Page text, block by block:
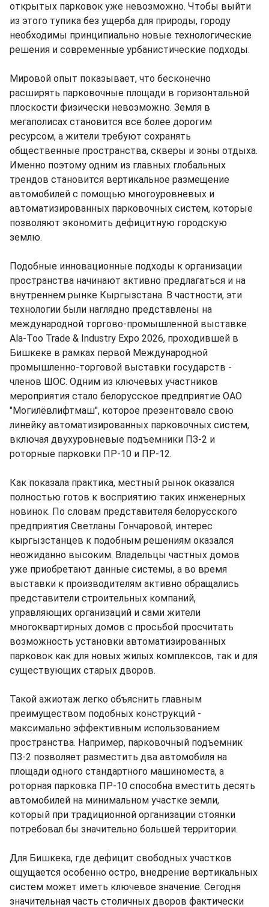
открытых парковок уже невозможно. Чтобы выйти
из этого тупика без ущерба для природы, городу
необходимы принципиально новые технологические
решения и современные урбанистические подходы.
Мировой опыт показывает, что бесконечно
расширять парковочные площади в горизонтальной
плоскости физически невозможно. Земля в
мегаполисах становится все более дорогим
ресурсом, а жители требуют сохранять
общественные пространства, скверы и зоны отдыха.
Именно поэтому одним из главных глобальных
трендов становится вертикальное размещение
автомобилей с помощью многоуровневых и
автоматизированных парковочных систем, которые
позволяют экономить дефицитную городскую
землю.
Подобные инновационные подходы к организации
пространства начинают активно предлагаться и на
внутреннем рынке Кыргызстана. В частности, эти
технологии были наглядно представлены на
международной торгово-промышленной выставке
Ala-Too Trade & Industry Expo 2026, проходившей в
Бишкеке в рамках первой Международной
промышленно-торговой выставки государств -
членов ШОС. Одним из ключевых участников
мероприятия стало белорусское предприятие ОАО
"Могилёвлифтмаш", которое презентовало свою
линейку автоматизированных парковочных систем,
включая двухуровневые подъемники ПЗ-2 и
роторные парковки ПР-10 и ПР-12.
Как показала практика, местный рынок оказался
полностью готов к восприятию таких инженерных
новинок. По словам представителя белорусского
предприятия Светланы Гончаровой, интерес
кыргызстанцев к подобным решениям оказался
неожиданно высоким. Владельцы частных домов
уже приобретают данные системы, а во время
выставки к производителям активно обращались
представители строительных компаний,
управляющих организаций и сами жители
многоквартирных домов с просьбой просчитать
возможность установки автоматизированных
парковок как для новых жилых комплексов, так и для
существующих старых дворов.
Такой ажиотаж легко объяснить главным
преимуществом подобных конструкций -
максимально эффективным использованием
пространства. Например, парковочный подъемник
ПЗ-2 позволяет разместить два автомобиля на
площади одного стандартного машиноместа, а
роторная парковка ПР-10 способна вместить десять
автомобилей на минимальном участке земли,
который при традиционной организации стоянки
потребовал бы значительно большей территории.
Для Бишкека, где дефицит свободных участков
ощущается особенно остро, внедрение вертикальных
систем может иметь ключевое значение. Сегодня
значительная часть столичных дворов фактически